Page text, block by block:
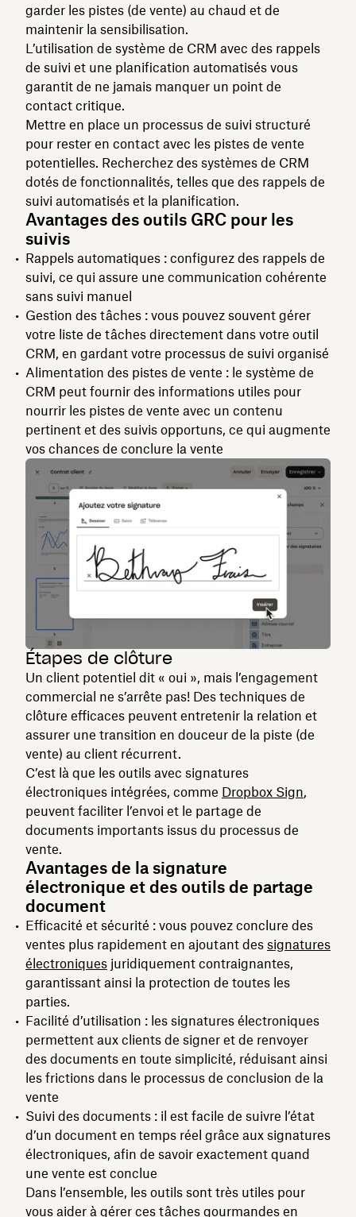
garder les pistes (de vente) au chaud et de
maintenir la sensibilisation.
L’utilisation de système de CRM avec des rappels
de suivi et une planification automatisés vous
garantit de ne jamais manquer un point de
contact critique.
Mettre en place un processus de suivi structuré
pour rester en contact avec les pistes de vente
potentielles. Recherchez des systèmes de CRM
dotés de fonctionnalités, telles que des rappels de
suivi automatisés et la planification.
Avantages des outils GRC pour les
suivis
Rappels automatiques : configurez des rappels de
suivi, ce qui assure une communication cohérente
sans suivi manuel
Gestion des tâches : vous pouvez souvent gérer
votre liste de tâches directement dans votre outil
CRM, en gardant votre processus de suivi organisé
Alimentation des pistes de vente : le système de
CRM peut fournir des informations utiles pour
nourrir les pistes de vente avec un contenu
pertinent et des suivis opportuns, ce qui augmente
vos chances de conclure la vente
Étapes de clôture
Un client potentiel dit « oui », mais l’engagement
commercial ne s’arrête pas! Des techniques de
clôture efficaces peuvent entretenir la relation et
assurer une transition en douceur de la piste (de
vente) au client récurrent.
C’est là que les outils avec signatures
électroniques intégrées, comme Dropbox Sign,
peuvent faciliter l’envoi et le partage de
documents importants issus du processus de
vente.
Avantages de la signature
électronique et des outils de partage
document
Efficacité et sécurité : vous pouvez conclure des
ventes plus rapidement en ajoutant des signatures
électroniques juridiquement contraignantes,
garantissant ainsi la protection de toutes les
parties.
Facilité d’utilisation : les signatures électroniques
permettent aux clients de signer et de renvoyer
des documents en toute simplicité, réduisant ainsi
les frictions dans le processus de conclusion de la
vente
Suivi des documents : il est facile de suivre l’état
d’un document en temps réel grâce aux signatures
électroniques, afin de savoir exactement quand
une vente est conclue
Dans l’ensemble, les outils sont très utiles pour
vous aider à gérer ces tâches gourmandes en